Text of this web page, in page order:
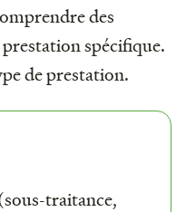
des
spécifique.
de prestation.
traitance,